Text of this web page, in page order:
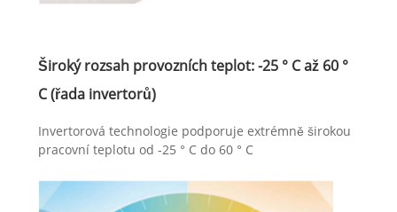
Široký rozsah provozních teplot: -25 ° C až 60 °
C (řada invertorů)
Invertorová technologie podporuje extrémně širokou
pracovní teplotu od -25 ° C do 60 ° C